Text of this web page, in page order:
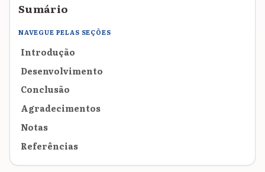
Sumário
NAVEGUE PELAS SEÇÕES
Introdução
Desenvolvimento
Conclusão
Agradecimentos
Notas
Referências